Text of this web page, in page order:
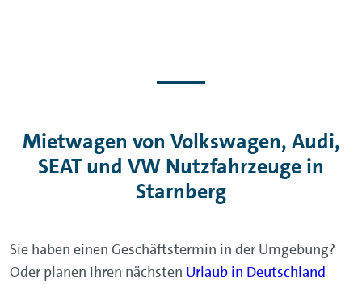
Mietwagen von Volkswagen, Audi,
SEAT und VW Nutzfahrzeuge in
Starnberg
Sie haben einen Geschäftstermin in der Umgebung?
Oder planen Ihren nächsten Urlaub in Deutschland